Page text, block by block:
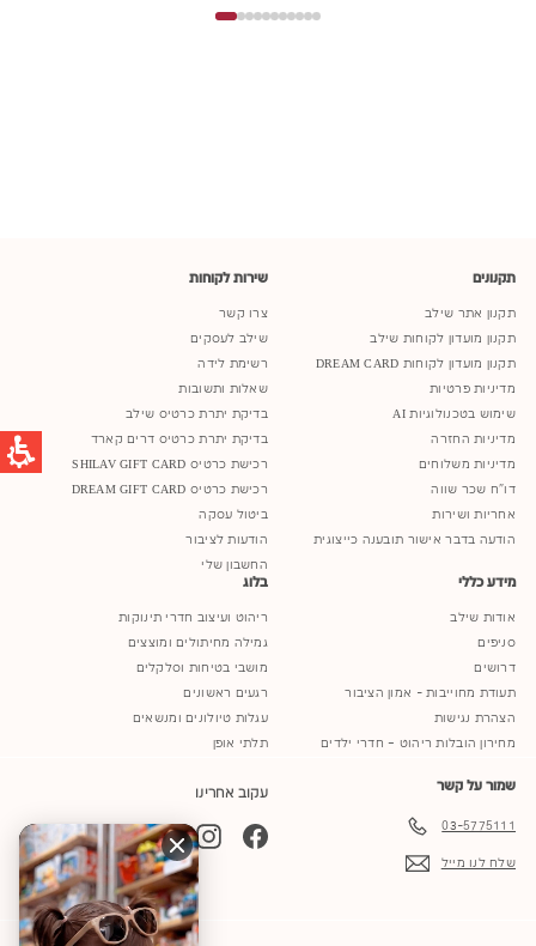
תקנונים
תקנון אתר שילב
תקנון מועדון לקוחות שילב
תקנון מועדון לקוחות DREAM CARD
מדיניות פרטיות
שימוש בטכנולוגיות AI
מדיניות החזרה
מדיניות משלוחים
דו"ח שכר שווה
אחריות ושירות
הודעה בדבר אישור תובענה כייצוגית
שירות לקוחות
צרו קשר
שילב לעסקים
רשימת לידה
שאלות ותשובות
בדיקת יתרת כרטיס שילב
בדיקת יתרת כרטיס דרים קארד
רכישת כרטיס SHILAV GIFT CARD
רכישת כרטיס DREAM GIFT CARD
ביטול עסקה
הודעות לציבור
החשבון שלי
מידע כללי
אודות שילב
סניפים
דרושים
תעודת מחוייבות - אמון הציבור
הצהרת נגישות
מחירון הובלות ריהוט – חדרי ילדים
בלוג
ריהוט ועיצוב חדרי תינוקות
גמילה מחיתולים ומוצצים
מושבי בטיחות וסלקלים
רגעים ראשונים
עגלות טיולונים ומנשאים
תלתי אופן
שמור על קשר
03-5775111
שלח לנו מייל
עקוב אחרינו
Facebook
Instagram
TikTok
YouTube